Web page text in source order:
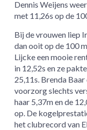
Dennis Weijens
met 11,26s op de
Bij de vrouwen liep
dan ooit op de 100
Lijcke een mooie
in 12,52s en ze
25,11s. Brenda
voorzorg slechts
haar 5,37m en de
op. De
het clubrecord van